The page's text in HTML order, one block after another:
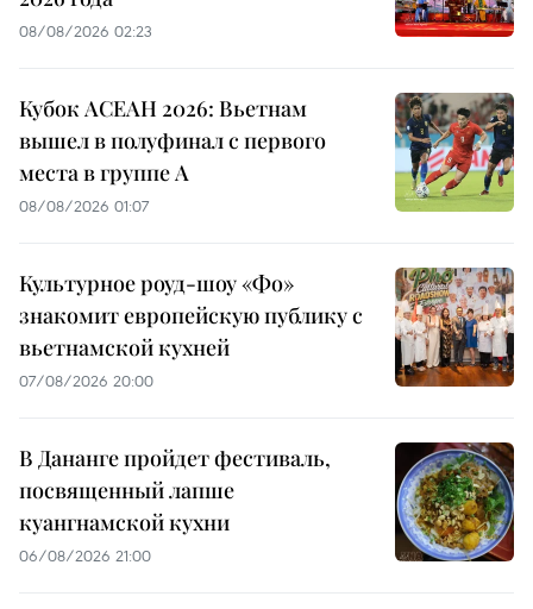
08/08/2026 02:23
Кубок АСЕАН 2026: Вьетнам
вышел в полуфинал с первого
места в группе A
08/08/2026 01:07
Культурное роуд-шоу «Фо»
знакомит европейскую публику с
вьетнамской кухней
07/08/2026 20:00
В Дананге пройдет фестиваль,
посвященный лапше
куангнамской кухни
06/08/2026 21:00